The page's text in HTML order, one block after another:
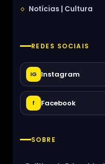
Notícias | Cultura
REDES SOCIAIS
IG Instagram
f Facebook
SOBRE